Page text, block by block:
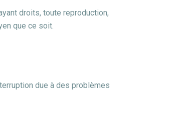
droits, toute reproduction,
que ce soit.
due à des problèmes